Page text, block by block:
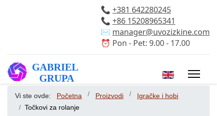
📞 +381 642280245
📞 +86 15208965341
✉️ manager@uvozizkine.com
⏰ Pon - Pet: 9.00 - 17.00
Izaberite vaš
Vi ste ovde: Početna Proizvodi
Igračke i hobi
Točkovi za rolanje